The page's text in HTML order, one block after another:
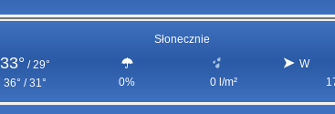
Słonecznie
33° / 29°
36° / 31°
0% 0 l/m²
W